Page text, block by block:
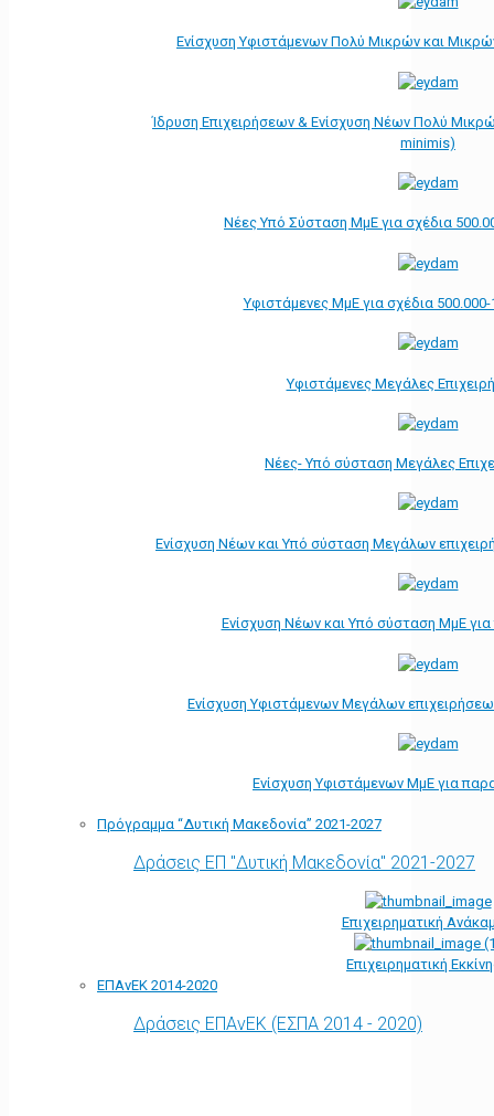
Ενίσχυση Υφιστάμενων Πολύ Μικρών και
Ίδρυση Επιχειρήσεων & Ενίσχυση Νέων Πολύ
minimis)
Νέες Υπό Σύσταση ΜμΕ για σχέδια
Υφιστάμενες ΜμΕ για σχέδια
Υφιστάμενες Μεγάλες
Νέες- Υπό σύσταση Μεγάλες
Ενίσχυση Νέων και Υπό σύσταση Μεγάλων
Ενίσχυση Νέων και Υπό σύσταση ΜμΕ
Ενίσχυση Υφιστάμενων Μεγάλων
Ενίσχυση Υφιστάμενων ΜμΕ για
Πρόγραμμα “Δυτική Μακεδονία” 2021-2027
Δράσεις ΕΠ "Δυτική Μακεδονία" 2021-2027
Επιχειρηματική
Επιχειρηματική
ΕΠΑνΕΚ 2014-2020
Δράσεις ΕΠΑνΕΚ (ΕΣΠΑ 2014 - 2020)